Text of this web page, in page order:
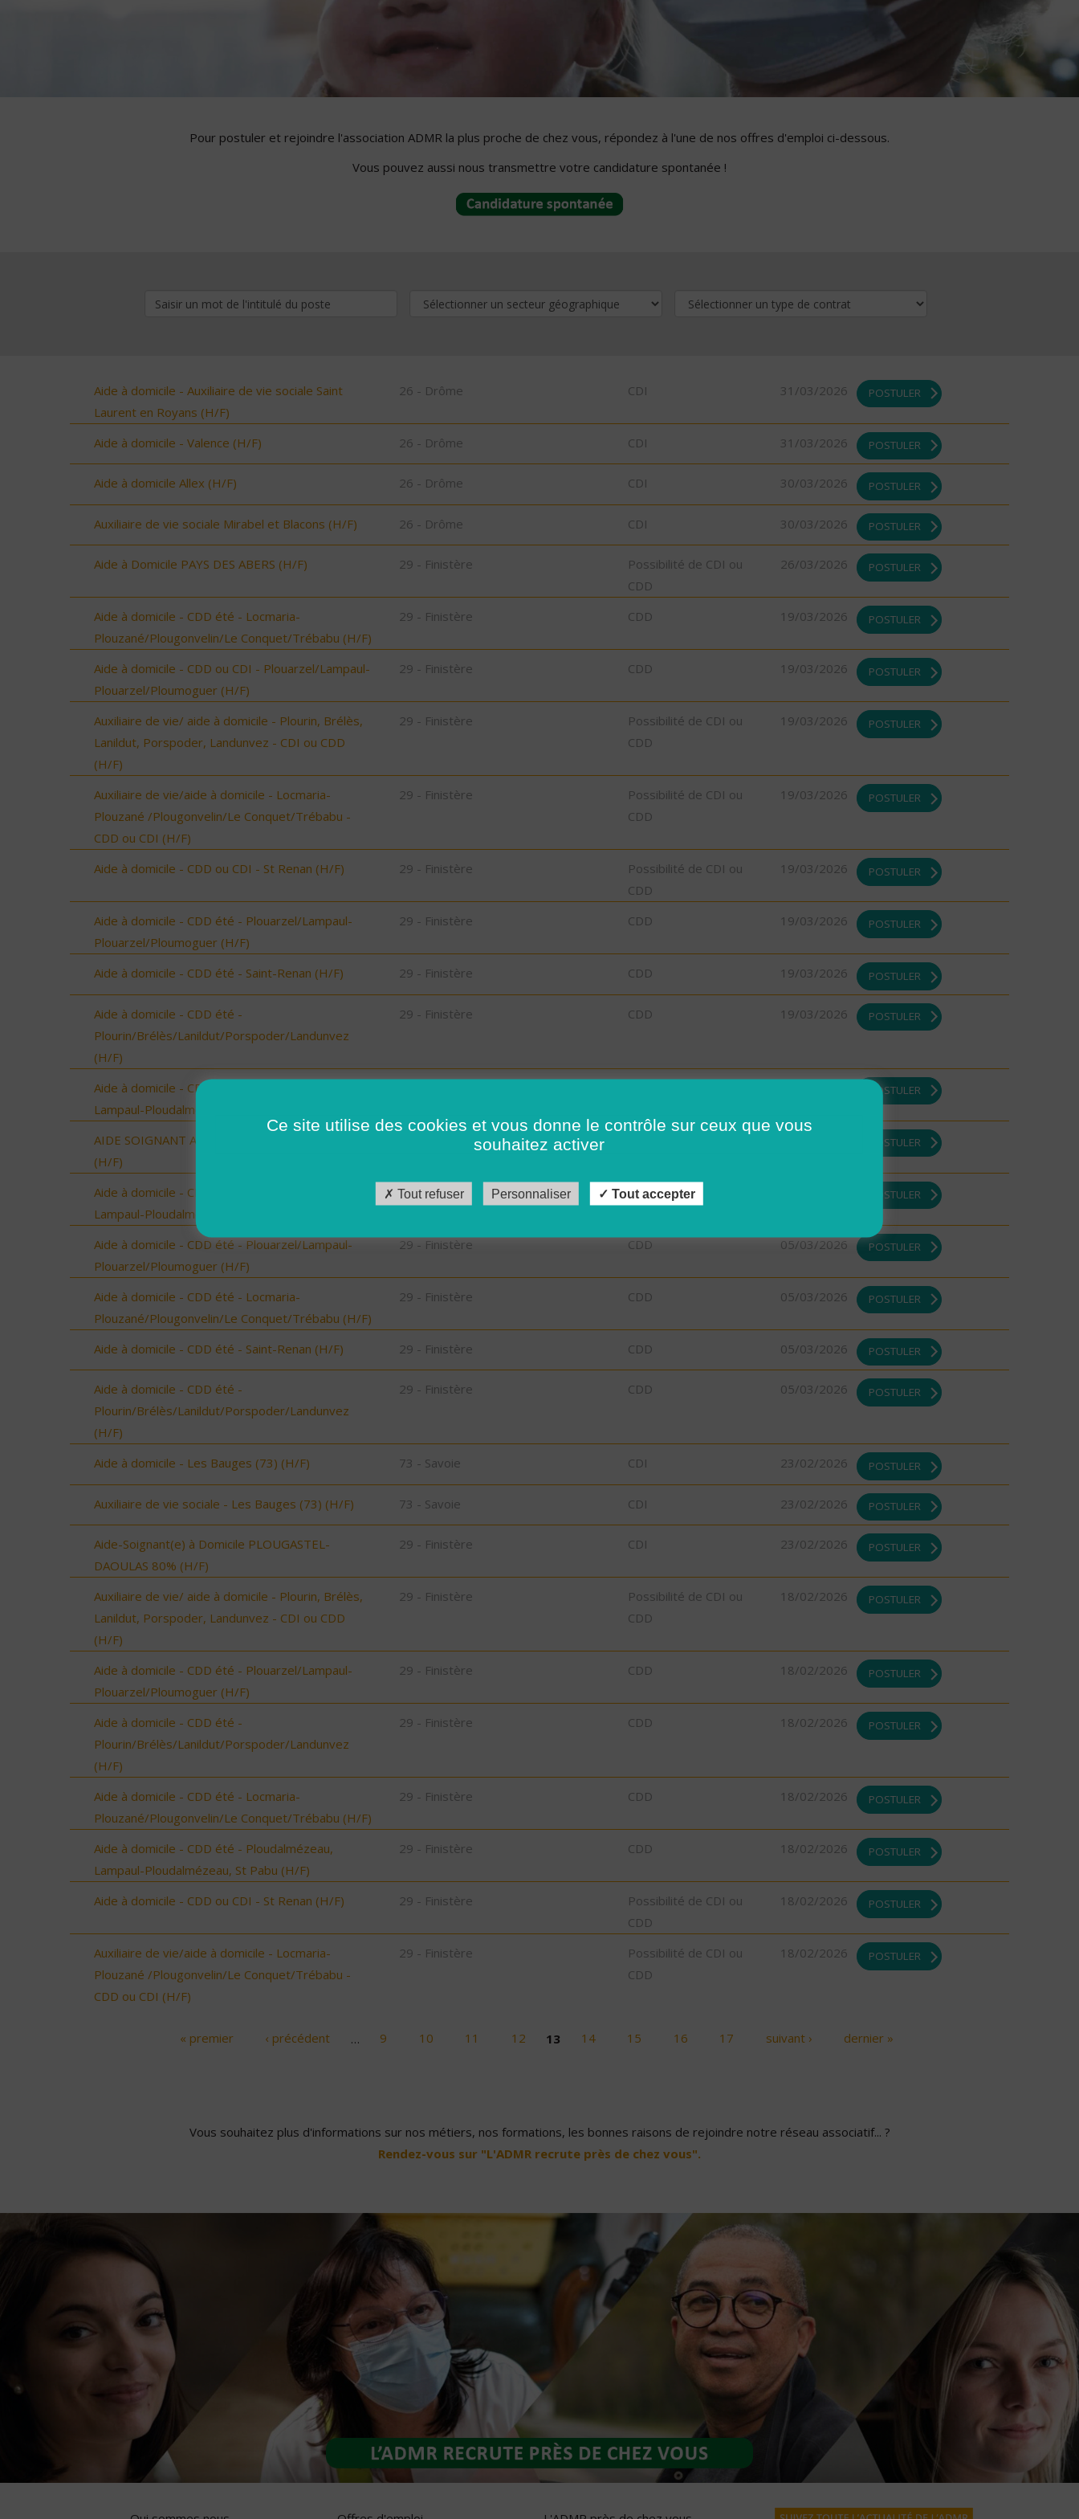
Pour postuler et rejoindre l'association ADMR la plus proche de chez vous, répondez à l'une de nos offres d'emploi ci-dessous.
Vous pouvez aussi nous transmettre votre candidature spontanée !
Aide à domicile - Auxiliaire de vie sociale Saint
Laurent en Royans (H/F)
26 - Drôme CDI 31/03/2026 POSTULER
Aide à domicile - Valence (H/F) 26 - Drôme CDI 31/03/2026 POSTULER
Aide à domicile Allex (H/F) 26 - Drôme CDI 30/03/2026 POSTULER
Auxiliaire de vie sociale Mirabel et Blacons (H/F) 26 - Drôme CDI 30/03/2026 POSTULER
Aide à Domicile PAYS DES ABERS (H/F) 29 - Finistère
Possibilité de CDI ou
CDD
26/03/2026 POSTULER
Aide à domicile - CDD été - Locmaria-
Plouzané/Plougonvelin/Le Conquet/Trébabu (H/F)
29 - Finistère CDD 19/03/2026 POSTULER
Aide à domicile - CDD ou CDI - Plouarzel/Lampaul-
Plouarzel/Ploumoguer (H/F)
29 - Finistère CDD 19/03/2026 POSTULER
Auxiliaire de vie/ aide à domicile - Plourin, Brélès,
Lanildut, Porspoder, Landunvez - CDI ou CDD
(H/F)
29 - Finistère
Possibilité de CDI ou
CDD
19/03/2026 POSTULER
Auxiliaire de vie/aide à domicile - Locmaria-
Plouzané /Plougonvelin/Le Conquet/Trébabu -
CDD ou CDI (H/F)
29 - Finistère
Possibilité de CDI ou
CDD
19/03/2026 POSTULER
Aide à domicile - CDD ou CDI - St Renan (H/F) 29 - Finistère
Possibilité de CDI ou
CDD
19/03/2026 POSTULER
Aide à domicile - CDD été - Plouarzel/Lampaul-
Plouarzel/Ploumoguer (H/F)
29 - Finistère CDD 19/03/2026 POSTULER
Aide à domicile - CDD été - Saint-Renan (H/F) 29 - Finistère CDD 19/03/2026 POSTULER
Aide à domicile - CDD été -
Plourin/Brélès/Lanildut/Porspoder/Landunvez
(H/F)
29 - Finistère CDD 19/03/2026 POSTULER
Aide à domicile - CDD été - Ploudalmézeau,
Lampaul-Ploudalmézeau, St Pabu (H/F)
POSTULER
AIDE SOIGNANT A DOMICILE SECTEUR VERGEZE
(H/F)
POSTULER
Aide à domicile - CDD été - Ploudalmézeau,
Lampaul-Ploudalmézeau, St Pabu (H/F)
29 - Finistère CDD POSTULER
Aide à domicile - CDD été - Plouarzel/Lampaul-
Plouarzel/Ploumoguer (H/F)
29 - Finistère CDD 05/03/2026 POSTULER
Aide à domicile - CDD été - Locmaria-
Plouzané/Plougonvelin/Le Conquet/Trébabu (H/F)
29 - Finistère CDD 05/03/2026 POSTULER
Aide à domicile - CDD été - Saint-Renan (H/F) 29 - Finistère CDD 05/03/2026 POSTULER
Aide à domicile - CDD été -
Plourin/Brélès/Lanildut/Porspoder/Landunvez
(H/F)
29 - Finistère CDD 05/03/2026 POSTULER
Aide à domicile - Les Bauges (73) (H/F) 73 - Savoie CDI 23/02/2026 POSTULER
Auxiliaire de vie sociale - Les Bauges (73) (H/F) 73 - Savoie CDI 23/02/2026 POSTULER
Aide-Soignant(e) à Domicile PLOUGASTEL-
DAOULAS 80% (H/F)
29 - Finistère CDI 23/02/2026 POSTULER
Auxiliaire de vie/ aide à domicile - Plourin, Brélès,
Lanildut, Porspoder, Landunvez - CDI ou CDD
(H/F)
29 - Finistère
Possibilité de CDI ou
CDD
18/02/2026 POSTULER
Aide à domicile - CDD été - Plouarzel/Lampaul-
Plouarzel/Ploumoguer (H/F)
29 - Finistère CDD 18/02/2026 POSTULER
Aide à domicile - CDD été -
Plourin/Brélès/Lanildut/Porspoder/Landunvez
(H/F)
29 - Finistère CDD 18/02/2026 POSTULER
Aide à domicile - CDD été - Locmaria-
Plouzané/Plougonvelin/Le Conquet/Trébabu (H/F)
29 - Finistère CDD 18/02/2026 POSTULER
Aide à domicile - CDD été - Ploudalmézeau,
Lampaul-Ploudalmézeau, St Pabu (H/F)
29 - Finistère CDD 18/02/2026 POSTULER
Aide à domicile - CDD ou CDI - St Renan (H/F) 29 - Finistère
Possibilité de CDI ou
CDD
18/02/2026 POSTULER
Auxiliaire de vie/aide à domicile - Locmaria-
Plouzané /Plougonvelin/Le Conquet/Trébabu -
CDD ou CDI (H/F)
29 - Finistère
Possibilité de CDI ou
CDD
18/02/2026 POSTULER
« premier ‹ précédent … 9 10 11 12 13 14 15 16 17 suivant › dernier »
Vous souhaitez plus d'informations sur nos métiers, nos formations, les bonnes raisons de rejoindre notre réseau associatif... ?
Rendez-vous sur "L'ADMR recrute près de chez vous".
Ce site utilise des cookies et vous donne le contrôle sur ceux que vous
souhaitez activer
Tout refuser Personnaliser Tout accepter